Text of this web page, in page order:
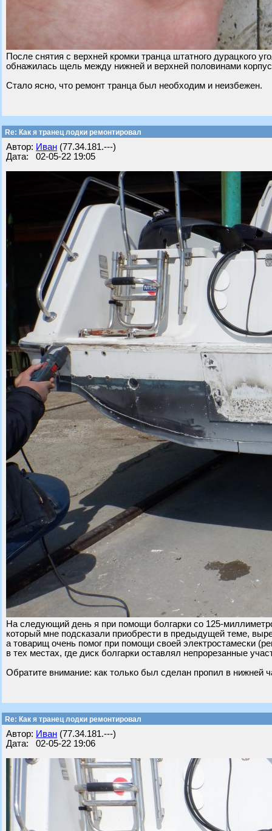
После снятия с верхней кромки транца штатного дурацкого
обнажилась щель между нижней и верхней половинами
Стало ясно, что ремонт транца был необходим и неизбежен.
Re: Как я транец лодки ремонтировал
Автор: Иван (77.34.181.---)
Дата: 02-05-22 19:05
На следующий день я при помощи болгарки со 125-
который мне подсказали приобрести в предыдущей теме,
а товарищ очень помог при помощи своей электростамески
в тех местах, где диск болгарки оставлял непрорезанные
Обратите внимание: как только был сделан пропил в нижней
Re: Как я транец лодки ремонтировал
Автор: Иван (77.34.181.---)
Дата: 02-05-22 19:06